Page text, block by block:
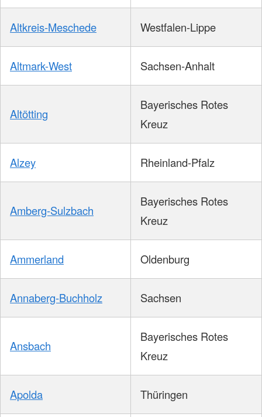
Altkreis-Meschede Westfalen-Lippe
Altmark-West Sachsen-Anhalt
Altötting
Bayerisches Rotes
Kreuz
Alzey Rheinland-Pfalz
Amberg-Sulzbach
Bayerisches Rotes
Kreuz
Ammerland Oldenburg
Annaberg-Buchholz Sachsen
Ansbach
Bayerisches Rotes
Kreuz
Apolda Thüringen